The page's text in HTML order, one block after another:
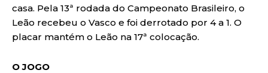
casa. Pela 13ª rodada do Campeonato Brasileiro, o
Leão recebeu o Vasco e foi derrotado por 4 a 1. O
placar mantém o Leão na 17ª colocação.
O JOGO